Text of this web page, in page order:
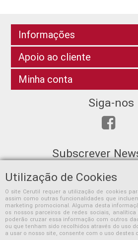
Utilização de Cookies
O site Cerutil requer a utilização de cookies
assim como outras funcionalidades que
marketing promocional. Alguma desta
os nossos parceiros de redes sociais,
poderão cruzar essa informação com outros
ou que tenham sido recolhidos através do uso
a usar o nosso site, consente com o uso destes
Informações
Apoio ao cliente
Minha conta
Siga-nos
Subscrever
SUBSCREVER